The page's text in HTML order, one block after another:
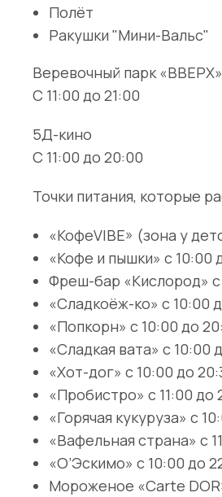
Полёт
Ракушки "Мини-Вальс"
Веревочный парк «ВВЕРХ»
С 11:00 до 21:00
5Д-кино
С 11:00 до 20:00
Точки питания, которые
«КофеVIBE» (зона у
«Кофе и пышки» с 10:00
Фреш-бар «Кислород» с
«Сладкоёж-ко» с 10:00
«Попкорн» с 10:00 до
«Сладкая вата» с 10:00
«Хот-дог» с 10:00 до
«Пробистро» с 11:00 до
«Горячая кукуруза» с
«Вафельная страна» с
«О’Эскимо» с 10:00 до
Мороженое «Carte